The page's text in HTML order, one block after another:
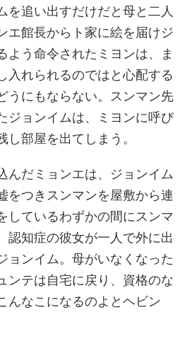
を追い出すだけだと母と二人
エ館長からト家に絵を届けジ
よう命令されたミヨンは、ま
入れられるのではと心配する
うにもならない。スンマン先
ジョンイムは、ミヨンに呼び
部屋を出てしまう。
んだミョンエは、ジョンイム
をつきスンマンを屋敷から連
しているわずかの間にスンマ
認知症の彼女が一人で外に出
ョンイム。母がいなくなった
ンテは自宅に戻り、資格のな
んなこになるのよとヘビン